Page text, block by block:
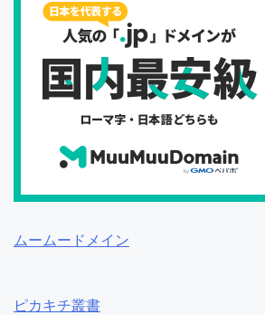
ムームードメイン
ピカキチ叢書